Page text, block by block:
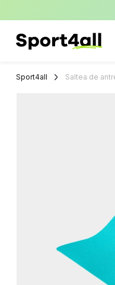
Sport
Sport4all Saltea de